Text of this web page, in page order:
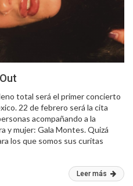
total será el primer concierto
22 de febrero será la cita
acompañando a la
y mujer: Gala Montes. Quizá
los que somos sus curitas
Leer más